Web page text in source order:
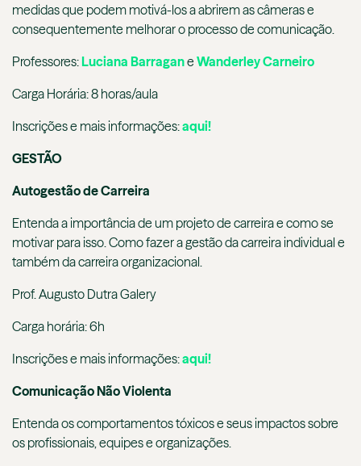
medidas que podem motivá-los a abrirem as câmeras e
consequentemente melhorar o processo de comunicação.
Professores:Luciana Barragane Wanderley Carneiro
Carga Horária: 8 horas/aula
Inscrições e mais informações:aqui!
GESTÃO
Autogestão de Carreira
Entenda a importância de um projeto de carreira e como se
motivar para isso. Como fazer a gestão da carreira individual e
também da carreira organizacional.
Prof. Augusto Dutra Galery
Carga horária: 6h
Inscrições e mais informações:aqui!
Comunicação Não Violenta
Entenda os comportamentos tóxicos e seus impactos sobre
os profissionais, equipes e organizações.